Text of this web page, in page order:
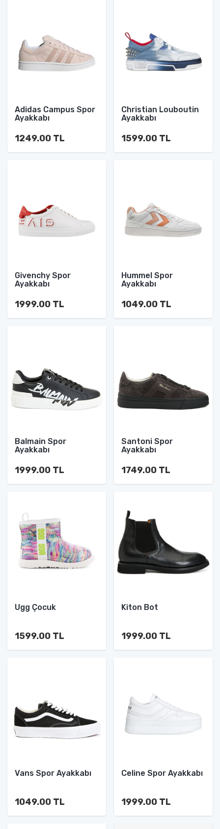
Adidas Campus Spor
Ayakkabı
1249.00 TL
Christian Louboutin
Ayakkabı
1599.00 TL
Givenchy Spor
Ayakkabı
1999.00 TL
Hummel Spor
Ayakkabı
1049.00 TL
Balmain Spor
Ayakkabı
1999.00 TL
Santoni Spor
Ayakkabı
1749.00 TL
Ugg Çocuk
1599.00 TL
Kiton Bot
1999.00 TL
Vans Spor Ayakkabı
1049.00 TL
Celine Spor Ayakkabı
1999.00 TL